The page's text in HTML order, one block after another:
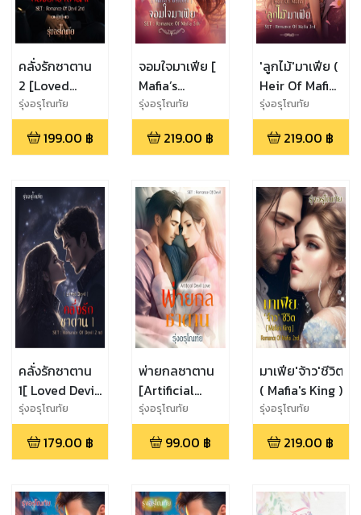
คลั่งรักซาตาน
2 [Loved
Devil]
รุ่งอรุโณทัย
199.00 ฿
จอมใจมาเฟีย [
Mafia’s
Beloved ]
รุ่งอรุโณทัย
219.00 ฿
'ลูกไม้'มาเฟีย (
Heir Of Mafia
)
รุ่งอรุโณทัย
219.00 ฿
คลั่งรักซาตาน
1[ Loved Devil
]
รุ่งอรุโณทัย
179.00 ฿
พ่ายกลซาตาน
[Artificial
Devil Love]
รุ่งอรุโณทัย
99.00 ฿
มาเฟีย'จ้าว'ชีวิต
( Mafia's King )
รุ่งอรุโณทัย
219.00 ฿